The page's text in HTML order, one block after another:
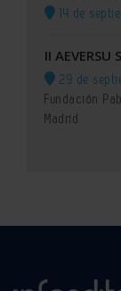
14 de
II AEVERSU
29 de
Fundación
Madrid